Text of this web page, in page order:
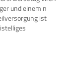
und einem n
ist